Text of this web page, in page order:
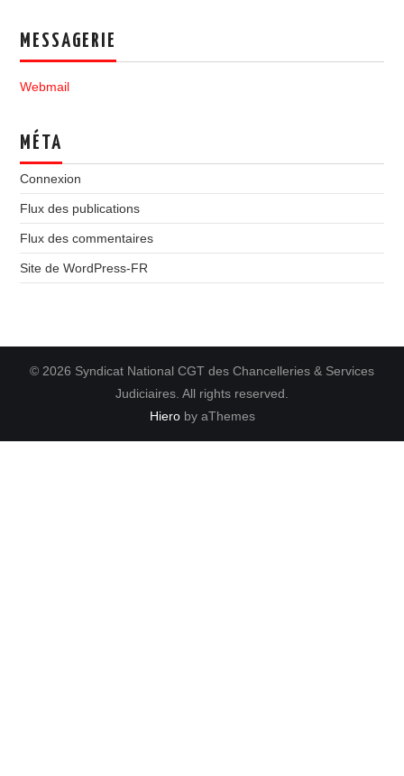
MESSAGERIE
Webmail
MÉTA
Connexion
Flux des publications
Flux des commentaires
Site de WordPress-FR
© 2026 Syndicat National CGT des Chancelleries & Services
Judiciaires. All rights reserved.
Hieroby aThemes